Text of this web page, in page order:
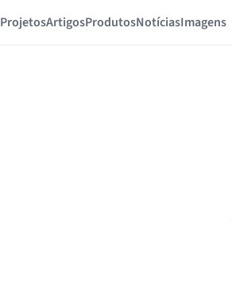
ProjetosArtigosProdutosNotíciasImagens